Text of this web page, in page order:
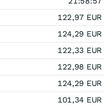
122,97 EUR
124,29 EUR
122,33 EUR
122,98 EUR
124,29 EUR
101,34 EUR